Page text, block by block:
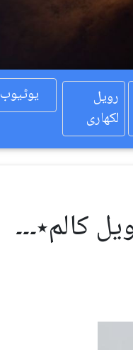
یوٹیوب
رویل
لکھاری
کالم٭۔۔۔